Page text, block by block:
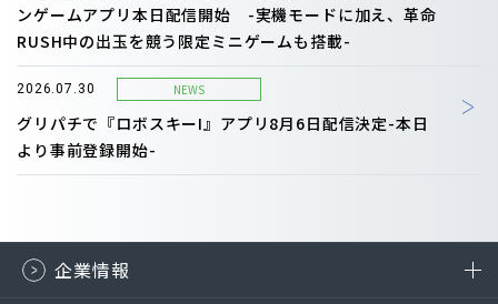
ンゲームアプリ本日配信開始 -実機モードに加え、革命
RUSH中の出玉を競う限定ミニゲームも搭載-
2026.07.30 NEWS
グリパチで『ロボスキーI』アプリ8月6日配信決定-本日
より事前登録開始-
企業情報